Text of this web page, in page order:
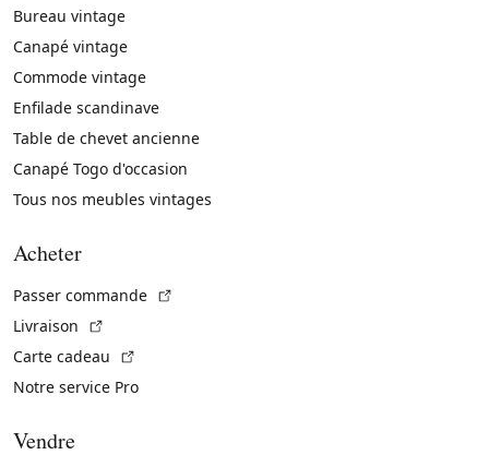
Bureau vintage
Canapé vintage
Commode vintage
Enfilade scandinave
Table de chevet ancienne
Canapé Togo d'occasion
Tous nos meubles vintages
Acheter
Passer commande
Livraison
Carte cadeau
Notre service Pro
Vendre